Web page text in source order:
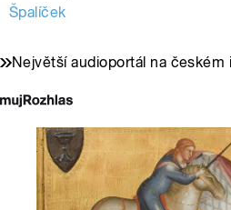
Špalíček
Největší audioportál na českém